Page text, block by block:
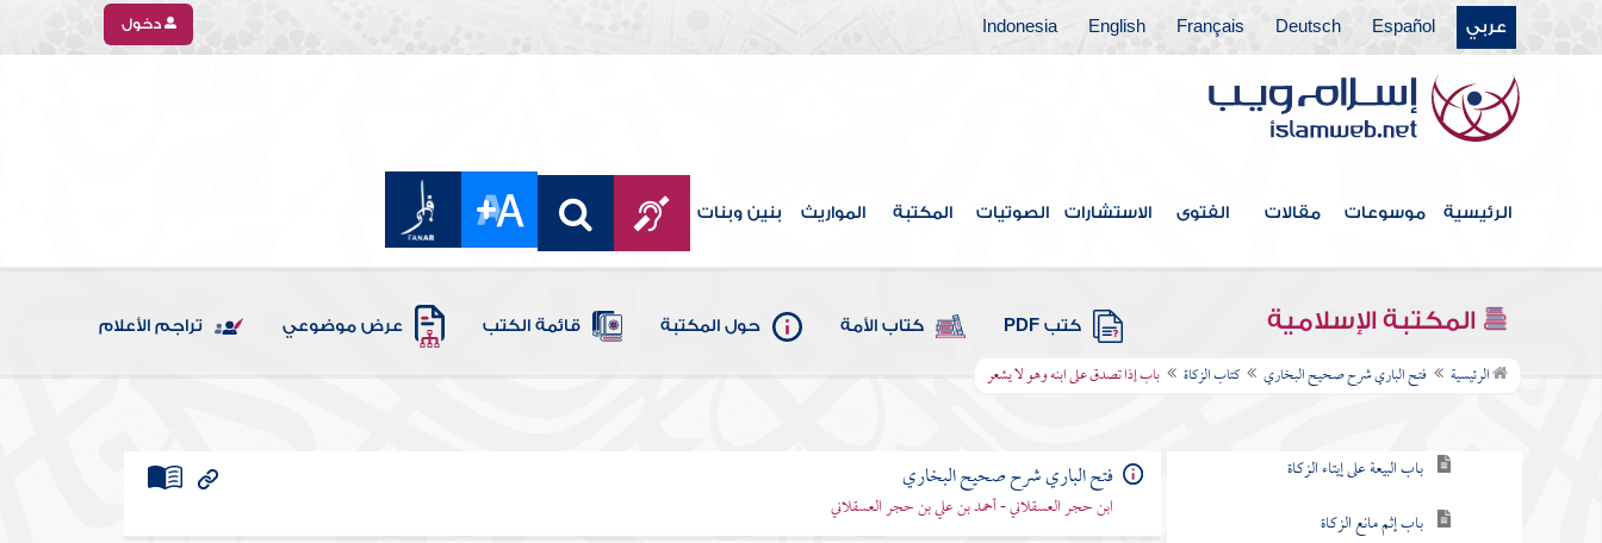
عربي Español
Deutsch
Français
English
Indonesia دخول
الرئيسية موسوعات مقالات الفتوى الاستشارات الصوتيات المكتبة المواريث بنين وبنات
المكتبة الإسلامية كتب PDF كتاب الأمة حول المكتبة قائمة الكتب عرض موضوعي تراجم الأعلام
الرئيسية فتح الباري شرح صحيح البخاري كتاب الزكاة باب إذا تصدق على ابنه وهو لا يشعر
كتاب تقصير الصلاة
كتاب التهجد
كتاب فضل الصلاة في مسجد مكة والمدينة
كتاب العمل في الصلاة
كتاب السهو
كتاب الجنائز
كتاب الزكاة
باب البيعة على إيتاء الزكاة
باب إثم مانع الزكاة
فتح الباري شرح صحيح البخاري
ابن حجر العسقلاني - أحمد بن علي بن حجر العسقلاني